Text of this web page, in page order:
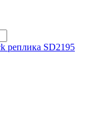
реплика SD2195